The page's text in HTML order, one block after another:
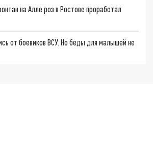
на Алле роз в Ростове проработал
от боевиков ВСУ. Но беды для малышей не